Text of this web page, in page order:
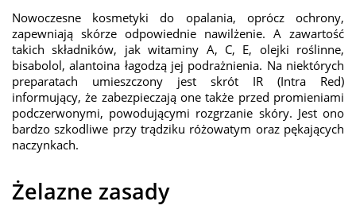
Nowoczesne kosmetyki do opalania, oprócz ochrony,
zapewniają skórze odpowiednie nawilżenie. A zawartość
takich składników, jak witaminy A, C, E, olejki roślinne,
bisabolol, alantoina łagodzą jej podrażnienia. Na niektórych
preparatach umieszczony jest skrót IR (Intra Red)
informujący, że zabezpieczają one także przed promieniami
podczerwonymi, powodującymi rozgrzanie skóry. Jest ono
bardzo szkodliwe przy trądziku różowatym oraz pękających
naczynkach.
Żelazne zasady